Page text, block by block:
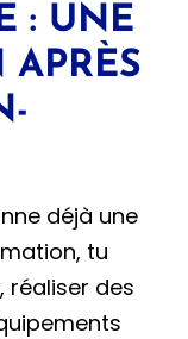
: UNE
APRÈS
déjà une
tu
réaliser des